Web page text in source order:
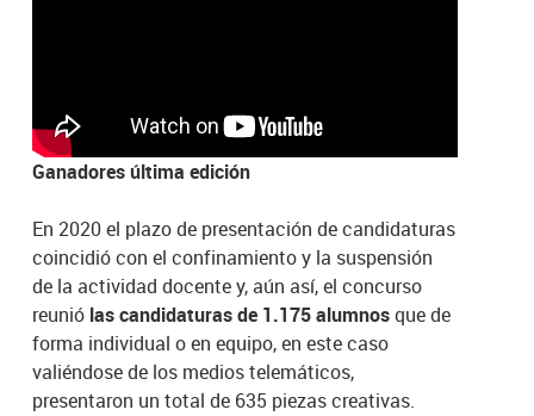
Ganadores última edición
En 2020 el plazo de presentación de candidaturas
coincidió con el confinamiento y la suspensión
de la actividad docente y, aún así, el concurso
reunió las candidaturas de 1.175 alumnosque de
forma individual o en equipo, en este caso
valiéndose de los medios telemáticos,
presentaron un total de 635 piezas creativas.